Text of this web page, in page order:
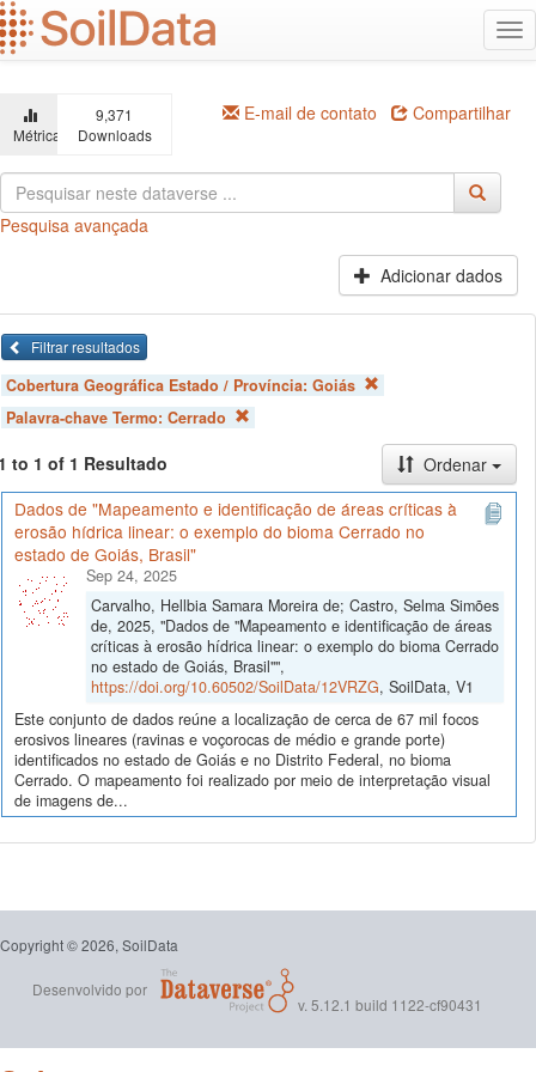
Ir
para
o
principal
Métricas
9,371
Downloads
E-mail de contato Compartilhar
Pesquisa avançada
Adicionar dados
Filtrar resultados
Cobertura Geográfica Estado / Província: Goiás
Palavra-chave Termo: Cerrado
to 1 of 1 Resultado
Ordenar
Dados de "Mapeamento e identificação de áreas críticas à
erosão hídrica linear: o exemplo do bioma Cerrado no
estado de Goiás, Brasil"
Sep 24, 2025
Carvalho, Hellbia Samara Moreira de; Castro, Selma Simões
de, 2025, "Dados de "Mapeamento e identificação de áreas
críticas à erosão hídrica linear: o exemplo do bioma Cerrado
no estado de Goiás, Brasil"",
https://doi.org/10.60502/SoilData/12VRZG, SoilData, V1
Este conjunto de dados reúne a localização de cerca de 67 mil focos
erosivos lineares (ravinas e voçorocas de médio e grande porte)
identificados no estado de Goiás e no Distrito Federal, no bioma
Cerrado. O mapeamento foi realizado por meio de interpretação visual
de imagens de...
Copyright © 2026, SoilData
Desenvolvido por
v. 5.12.1 build 1122-cf90431